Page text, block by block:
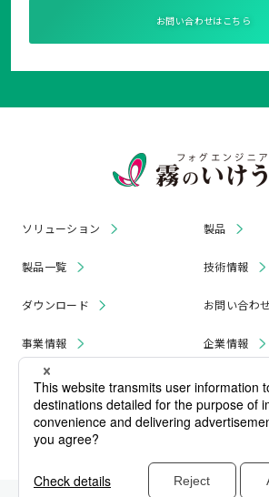
お問い合わせはこちら
ソリューション 製品
製品一覧 技術情報
ダウンロード お問い合わ
事業情報 企業情報
お知らせ リコール・
採用情報 プライバシ